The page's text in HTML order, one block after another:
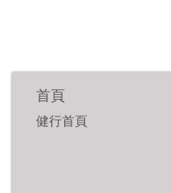
首頁
健行首頁